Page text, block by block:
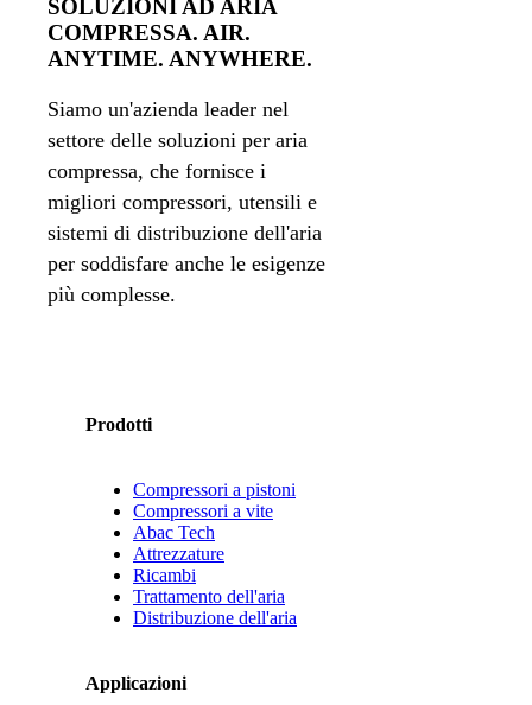
SOLUZIONI AD ARIA
COMPRESSA. AIR.
ANYTIME. ANYWHERE.
Siamo un'azienda leader nel
settore delle soluzioni per aria
compressa, che fornisce i
migliori compressori, utensili e
sistemi di distribuzione dell'aria
per soddisfare anche le esigenze
più complesse.
Prodotti
Compressori a pistoni
Compressori a vite
Abac Tech
Attrezzature
Ricambi
Trattamento dell'aria
Distribuzione dell'aria
Applicazioni